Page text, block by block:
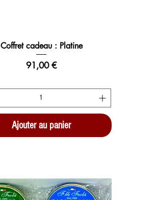
Coffret cadeau : Platine
Prix
91,00 €
Ajouter au panier